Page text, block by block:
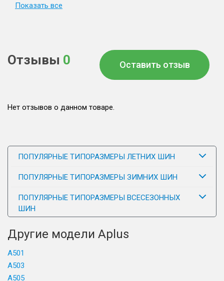
Показать все
Отзывы 0 Оставить отзыв
Нет отзывов о данном товаре.
ПОПУЛЯРНЫЕ ТИПОРАЗМЕРЫ ЛЕТНИХ ШИН
ПОПУЛЯРНЫЕ ТИПОРАЗМЕРЫ ЗИМНИХ ШИН
ПОПУЛЯРНЫЕ ТИПОРАЗМЕРЫ ВСЕСЕЗОННЫХ
ШИН
Другие модели Aplus
A501
A503
A505